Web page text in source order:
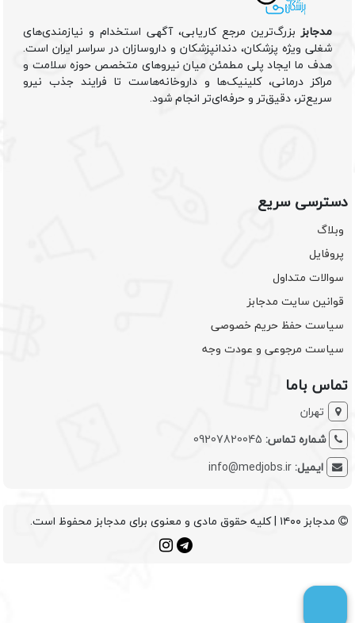
مدجابزبزرگ‌ترین مرجع کاریابی، آگهی استخدام و نیازمندی‌های
شغلی ویژه پزشکان، دندانپزشکان و داروسازان در سراسر ایران است.
هدف ما ایجاد پلی مطمئن میان نیروهای متخصص حوزه سلامت و
مراکز درمانی، کلینیک‌ها و داروخانه‌هاست تا فرایند جذب نیرو
سریع‌تر، دقیق‌تر و حرفه‌ای‌تر انجام شود.
دسترسی سریع
وبلاگ
پروفایل
سوالات متداول
قوانین سایت مدجابز
سیاست حفظ حریم خصوصی
سیاست مرجوعی و عودت وجه
تماس باما
تهران
شماره تماس: 09207820045
ایمیل:info@medjobs.ir
مدجابز ۱۴۰۰ | کلیه حقوق مادی و معنوی برای مدجابز محفوظ است.